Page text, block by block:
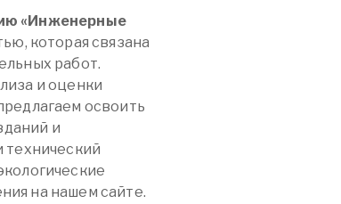
«Инженерные
которая связана
работ.
и оценки
освоить
и
на нашем сайте.